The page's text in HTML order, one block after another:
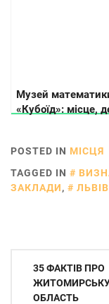
Музей
«Кубоїд»: місце,
POSTED IN МІСЦЯ
TAGGED IN
ЗАКЛАДИ, ЛЬВІВ
Навігація
записів
35 ФАКТІВ ПРО
ОБЛАСТЬ